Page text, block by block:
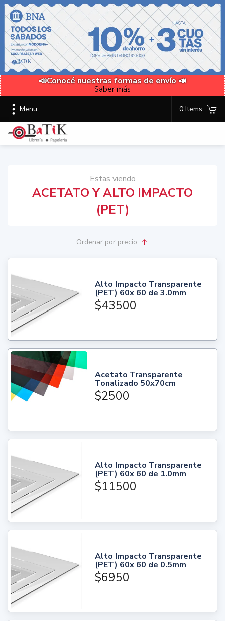
📣Conocé nuestras formas de envío 📣
Saber más
Menu 0 Items
Estas viendo
ACETATO Y ALTO IMPACTO
(PET)
Ordenarpor precio
Alto Impacto Transparente
(PET) 60x 60 de 3.0mm
$43500
Acetato Transparente
Tonalizado 50x70cm
$2500
Alto Impacto Transparente
(PET) 60x 60 de 1.0mm
$11500
Alto Impacto Transparente
(PET) 60x 60 de 0.5mm
$6950